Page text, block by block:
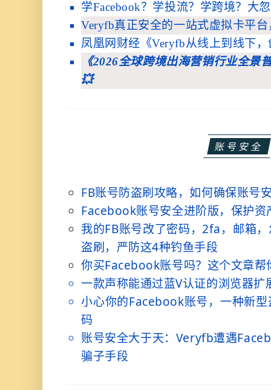
学Facebook？学投流？学跨境？大
Veryfb真正安全的一站式虚拟卡平
凤凰网财经《Veryfb从线上到线下
《2026全球跨境出海营销行业全景
💥
账号安全
FB账号防盗刷攻略，如何确保账号
Facebook账号安全进阶版，保护资
我的FB账号改了密码，2fa，邮箱
盗刷，严防这4种钓鱼手段
你买Facebook账号吗？这个文章帮
一款声称能通过蓝V认证的浏览器
小心你的Facebook账号，一种新
码
账号安全大于天：Veryfb遭遇
骗子手段